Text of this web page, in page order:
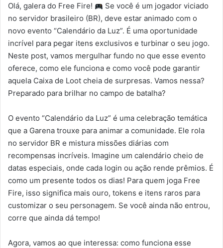
Olá, galera do Free Fire!
Se você é um jogador viciado
no servidor brasileiro (BR), deve estar animado com o
novo evento “Calendário da Luz”. É uma oportunidade
incrível para pegar itens exclusivos e turbinar o seu jogo.
Neste post, vamos mergulhar fundo no que esse evento
oferece, como ele funciona e como você pode garantir
aquela Caixa de Loot cheia de surpresas. Vamos nessa?
Preparado para brilhar no campo de batalha?
O evento “Calendário da Luz” é uma celebração temática
que a Garena trouxe para animar a comunidade. Ele rola
no servidor BR e mistura missões diárias com
recompensas incríveis. Imagine um calendário cheio de
datas especiais, onde cada login ou ação rende prêmios. É
como um presente todos os dias! Para quem joga Free
Fire, isso significa mais ouro, tokens e itens raros para
customizar o seu personagem. Se você ainda não entrou,
corre que ainda dá tempo!
Agora, vamos ao que interessa: como funciona esse